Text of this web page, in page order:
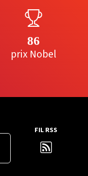
86
prix Nobel
FIL RSS